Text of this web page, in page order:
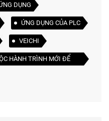
DỤNG
ỨNG DỤNG CỦA PLC
VEICHI
HÀNH TRÌNH MỚI ĐỂ